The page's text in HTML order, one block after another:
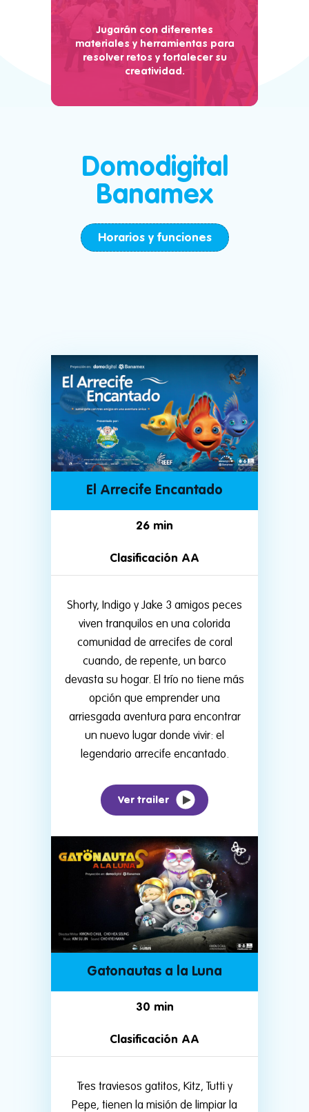
Jugarán con diferentes
materiales y herramientas para
resolver retos y fortalecer su
creatividad.
Domodigital
Banamex
Horarios y funciones
El Arrecife Encantado
26 min
Clasificación AA
Shorty, Indigo y Jake 3 amigos peces
viven tranquilos en una colorida
comunidad de arrecifes de coral
cuando, de repente, un barco
devasta su hogar. El trío no tiene más
opción que emprender una
arriesgada aventura para encontrar
un nuevo lugar donde vivir: el
legendario arrecife encantado.
Gatonautas a la Luna
30 min
Clasificación AA
Tres traviesos gatitos, Kitz, Tutti y
Pepe, tienen la misión de limpiar la